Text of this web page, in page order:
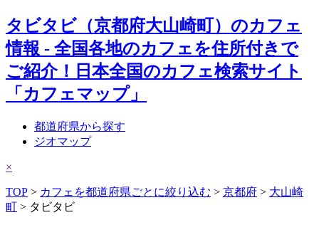
タビタビ（京都府大山崎町）のカフェ
情報 - 全国各地のカフェを住所付きで
ご紹介！日本全国のカフェ検索サイト
「カフェマップ」
都道府県から探す
ジオマップ
×
TOP > カフェを都道府県ごとに絞り込む > 京都府 > 大山崎
町 > タビタビ